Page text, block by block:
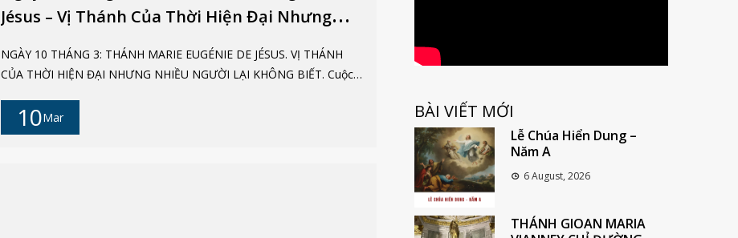
10Mar
Jésus – Vị Thánh Của Thời Hiện Đại Nhưng
Nhiều Người Lại Không Biết
NGÀY 10 THÁNG 3: THÁNH MARIE EUGÉNIE DE JÉSUS. VỊ THÁNH
CỦA THỜI HIỆN ĐẠI NHƯNG NHIỀU NGƯỜI LẠI KHÔNG BIẾT. Cuộc
là Anne-Eugénie Milleret de Brou, là một hành trình thiêng liêng sâu
sắc, trong đó khủng hoảng đức tin, cuộc hoán cải nội tâm và tình bạn
BÀI VIẾT MỚI
Lễ Chúa Hiển Dung –
Năm A
6 August, 2026
THÁNH GIOAN MARIA